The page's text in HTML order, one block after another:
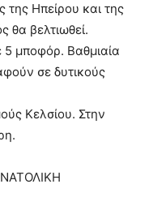
της Ηπείρου και της
θα βελτιωθεί.
5 μποφόρ. Βαθμιαία
σε δυτικούς
Κελσίου. Στην